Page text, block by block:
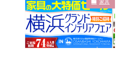
家具